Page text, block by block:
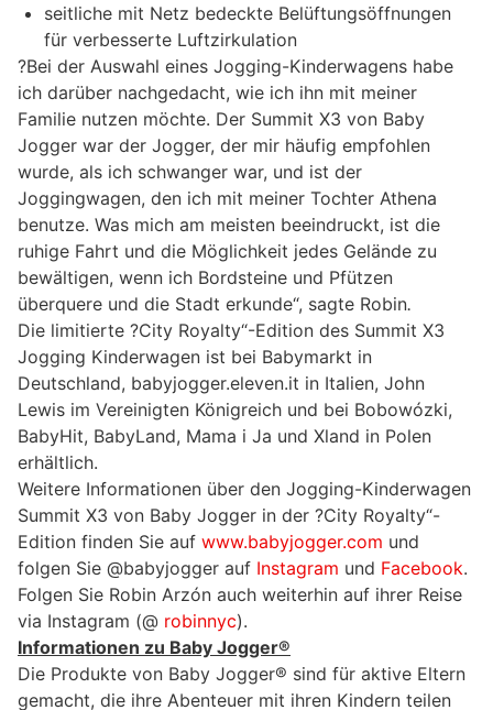
seitliche mit Netz bedeckte Belüftungsöffnungen
für verbesserte Luftzirkulation
?Bei der Auswahl eines Jogging-Kinderwagens habe
ich darüber nachgedacht, wie ich ihn mit meiner
Familie nutzen möchte. Der Summit X3 von Baby
Jogger war der Jogger, der mir häufig empfohlen
wurde, als ich schwanger war, und ist der
Joggingwagen, den ich mit meiner Tochter Athena
benutze. Was mich am meisten beeindruckt, ist die
ruhige Fahrt und die Möglichkeit jedes Gelände zu
bewältigen, wenn ich Bordsteine und Pfützen
überquere und die Stadt erkunde“, sagte Robin.
Die limitierte ?City Royalty“-Edition des Summit X3
Jogging Kinderwagen ist bei Babymarkt in
Deutschland, babyjogger.eleven.it in Italien, John
Lewis im Vereinigten Königreich und bei Bobowózki,
BabyHit, BabyLand, Mama i Ja und Xland in Polen
erhältlich.
Weitere Informationen über den Jogging-Kinderwagen
Summit X3 von Baby Jogger in der ?City Royalty“-
Edition finden Sie auf www.babyjogger.com und
folgen Sie @babyjogger auf Instagram und Facebook.
Folgen Sie Robin Arzón auch weiterhin auf ihrer Reise
via Instagram (@ robinnyc).
Informationen zu Baby Jogger®
Die Produkte von Baby Jogger® sind für aktive Eltern
gemacht, die ihre Abenteuer mit ihren Kindern teilen